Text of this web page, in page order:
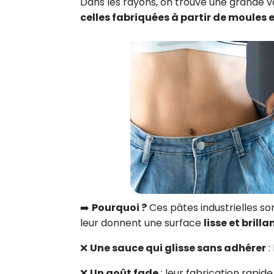
celles fabriquées à partir de moules
➡️ Pourquoi ?Ces pâtes industrielles
leur donnent une surface lisse et
❌ Une sauce qui glisse sans adhérer: